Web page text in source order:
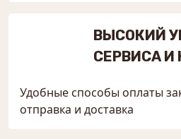
ВЫСОКИЙ
СЕРВИСА И
Удобные способы оплаты
отправка и доставка